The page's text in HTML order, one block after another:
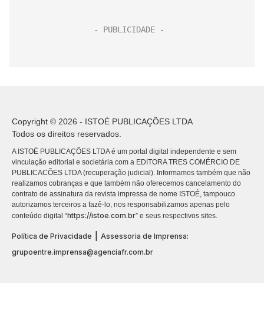
Copyright © 2026 - ISTOÉ PUBLICAÇÕES LTDA
Todos os direitos reservados.
A ISTOÉ PUBLICAÇÕES LTDA é um portal digital independente e sem
vinculação editorial e societária com a EDITORA TRES COMÉRCIO DE
PUBLICACÕES LTDA (recuperação judicial). Informamos também que não
realizamos cobranças e que também não oferecemos cancelamento do
contrato de assinatura da revista impressa de nome ISTOÉ, tampouco
autorizamos terceiros a fazê-lo, nos responsabilizamos apenas pelo
conteúdo digital “https://istoe.com.br” e seus respectivos sites.
Política de Privacidade
Assessoria de Imprensa:
grupoentre.imprensa@agenciafr.com.br